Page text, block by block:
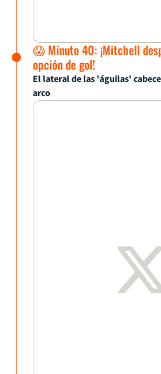
😱 Minuto 40: ¡Mitchell
opción de gol!
El lateral de las 'águilas'
arco